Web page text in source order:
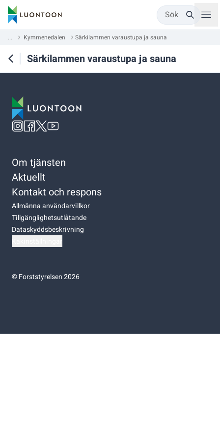
Sök
... Kymmenedalen Särkilammen varaustupa ja sauna
Särkilammen varaustupa ja sauna
Om tjänsten
Aktuellt
Kontakt och respons
Allmänna användarvillkor
Tillgänglighetsutlåtande
Dataskyddsbeskrivning
©Forststyrelsen 2026